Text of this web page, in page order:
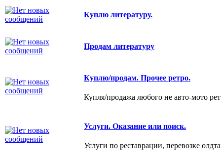
Куплю литературу.
Продам литературу
Куплю/продам. Прочее ретро.
Купля/продажа любого не авто-мото
Услуги. Оказание или поиск.
Услуги по реставрации, перевозке